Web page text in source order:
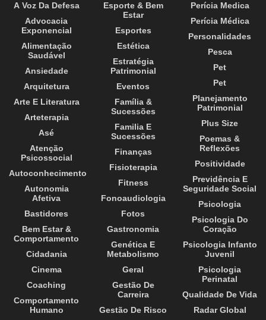
A Voz Da Defesa
Advocacia
Exponencial
Alimentação
Saudável
Ansiedade
Arquitetura
Arte E Literatura
Arteterapia
Asé
Atenção
Psicossocial
Autoconhecimento
Autonomia
Afetiva
Bastidores
Bem Estar &
Comportamento
Cidadania
Cinema
Coaching
Comportamento
Humano
Esporte & Bem
Estar
Esportes
Estética
Estratégia
Patrimonial
Eventos
Família &
Sucessões
Familia E
Sucessões
Finanças
Fisioterapia
Fitness
Fonoaudiologia
Fotos
Gastronomia
Genética E
Metabolismo
Geral
Gestão De
Carreira
Gestão De Risco
Perícia Medica
Perícia Médica
Personalidades
Pesca
Pet
Pet
Planejamento
Patrimonial
Plus Size
Poemas &
Reflexões
Positividade
Previdência E
Seguridade Social
Psicologia
Psicologia Do
Coração
Psicologia Infanto
Juvenil
Psicologia
Perinatal
Qualidade De Vida
Radar Global